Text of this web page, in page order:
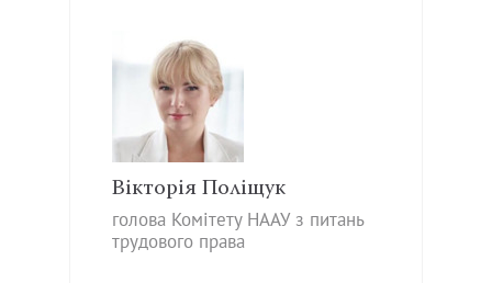
Вікторія Поліщук
голова Комітету НААУ з питань
трудового права